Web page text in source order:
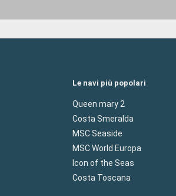
Le navi più popolari
Queen mary 2
Costa Smeralda
MSC Seaside
MSC World Europa
Icon of the Seas
Costa Toscana